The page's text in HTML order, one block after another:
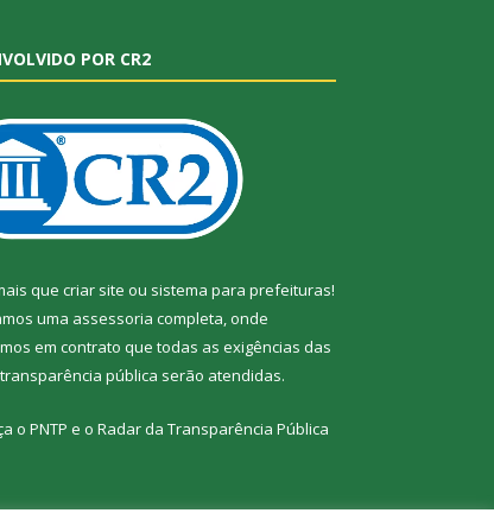
POR CR2
que criar site ou sistema para prefeituras!
uma assessoria completa, onde
em contrato que todas as exigências das
pública serão atendidas.
o PNTP e o Radar da Transparência Pública